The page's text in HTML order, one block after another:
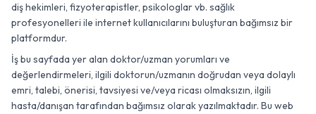
diş hekimleri, fizyoterapistler, psikologlar vb. sağlık
profesyonelleri ile internet kullanıcılarını buluşturan bağımsız bir
platformdur.
İş bu sayfada yer alan doktor/uzman yorumları ve
değerlendirmeleri, ilgili doktorun/uzmanın doğrudan veya dolaylı
emri, talebi, önerisi, tavsiyesi ve/veya ricası olmaksızın, ilgili
hasta/danışan tarafından bağımsız olarak yazılmaktadır. Bu web